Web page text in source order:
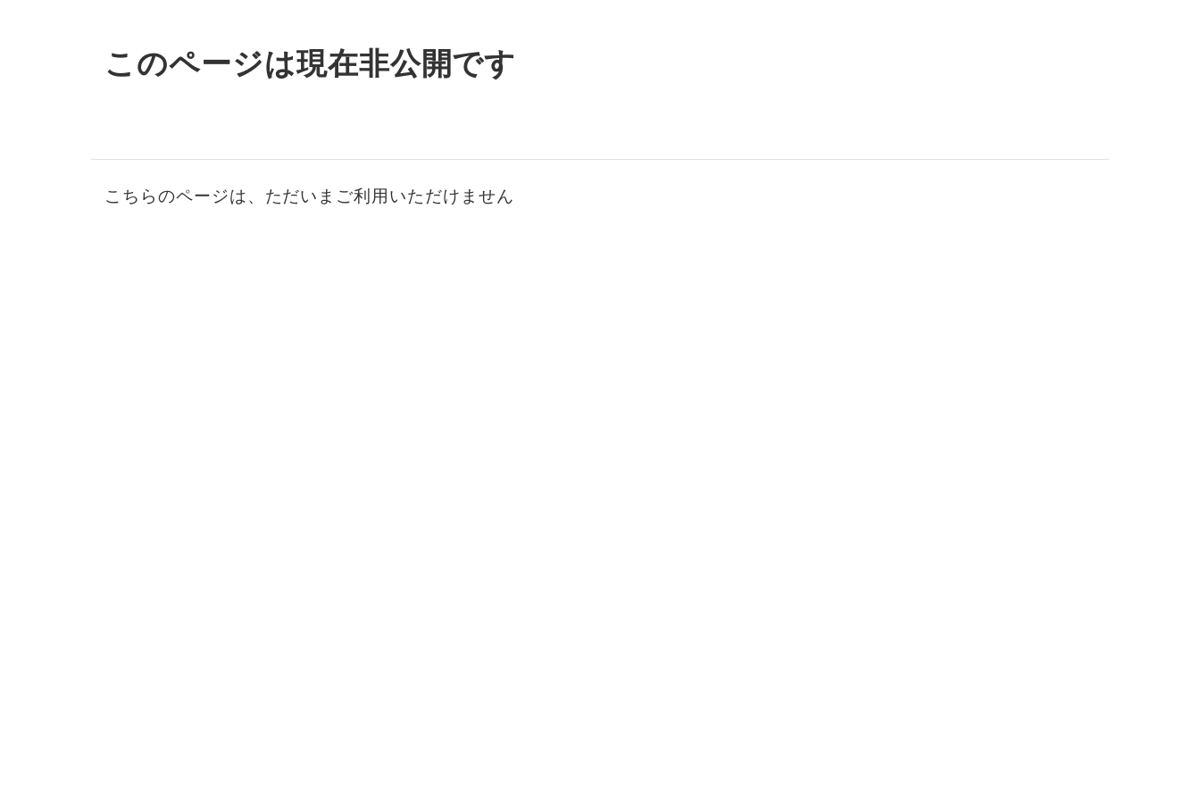
このページは現在非公開です
こちらのページは、ただいまご利用いただけません